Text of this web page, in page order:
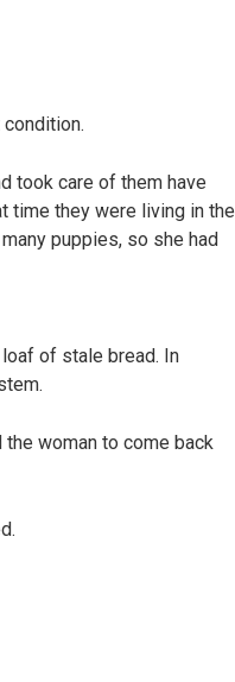
took care of them have
time they were living in the
puppies, so she had
of stale bread. In
woman to come back